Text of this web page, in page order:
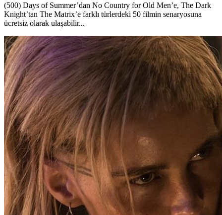
(500) Days of Summer’dan No Country for Old Men’e, The Dark
Knight’tan The Matrix’e farklı türlerdeki 50 filmin senaryosuna
ücretsiz olarak ulaşabilir...